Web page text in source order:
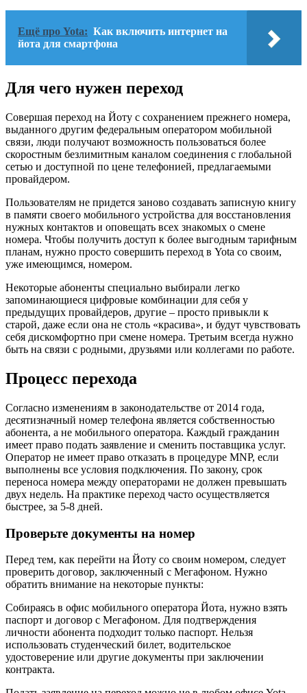
Ещё про Yota: Как включить интернет на
йота для смартфона
Для чего нужен переход
Совершая переход на Йоту с сохранением прежнего номера,
выданного другим федеральным оператором мобильной
связи, люди получают возможность пользоваться более
скоростным безлимитным каналом соединения с глобальной
сетью и доступной по цене телефонией, предлагаемыми
провайдером.
Пользователям не придется заново создавать записную книгу
в памяти своего мобильного устройства для восстановления
нужных контактов и оповещать всех знакомых о смене
номера. Чтобы получить доступ к более выгодным тарифным
планам, нужно просто совершить переход в Yota со своим,
уже имеющимся, номером.
Некоторые абоненты специально выбирали легко
запоминающиеся цифровые комбинации для себя у
предыдущих провайдеров, другие – просто привыкли к
старой, даже если она не столь «красива», и будут чувствовать
себя дискомфортно при смене номера. Третьим всегда нужно
быть на связи с родными, друзьями или коллегами по работе.
Процесс перехода
Согласно изменениям в законодательстве от 2014 года,
десятизначный номер телефона является собственностью
абонента, а не мобильного оператора. Каждый гражданин
имеет право подать заявление и сменить поставщика услуг.
Оператор не имеет право отказать в процедуре MNP, если
выполнены все условия подключения. По закону, срок
переноса номера между операторами не должен превышать
двух недель. На практике переход часто осуществляется
быстрее, за 5-8 дней.
Проверьте документы на номер
Перед тем, как перейти на Йоту со своим номером, следует
проверить договор, заключенный с Мегафоном. Нужно
обратить внимание на некоторые пункты:
Собираясь в офис мобильного оператора Йота, нужно взять
паспорт и договор с Мегафоном. Для подтверждения
личности абонента подходит только паспорт. Нельзя
использовать студенческий билет, водительское
удостоверение или другие документы при заключении
контракта.